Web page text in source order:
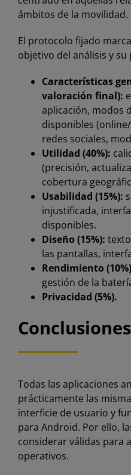
ámbitos de la movilidad.
El protocolo fijado
objetivo del análisis y
Características
valoración final):
aplicación, modos
disponibles
redes sociales,
Utilidad (40%):
(precisión,
cobertura
Usabilidad (15%):
injustificada,
disponibles.
Diseño (15%):
las pantallas,
Rendimiento
gestión de la
Privacidad (5%).
Conclusiones
Todas las aplicaciones
prácticamente las
interficie de usuario y
para Android. Por ello,
considerar válidas para
operativos.